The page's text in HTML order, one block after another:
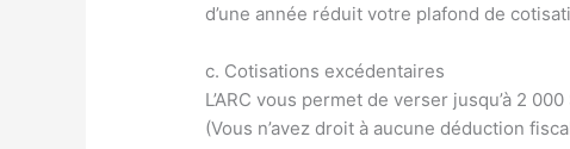
d’une année réduit votre plafond de
c. Cotisations excédentaires
L’ARC vous permet de verser jusqu’à 2
(Vous n’avez droit à aucune déduction